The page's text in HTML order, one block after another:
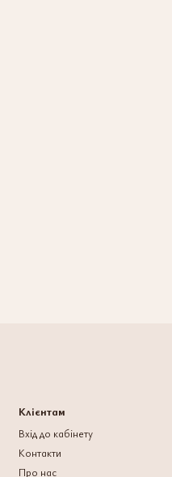
Клієнтам
Вхід до кабінету
Контакти
Про нас